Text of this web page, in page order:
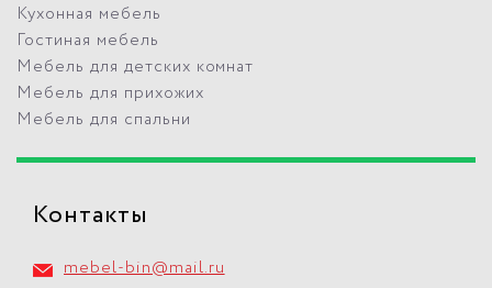
Кухонная мебель
Гостиная мебель
Мебель для детских комнат
Мебель для прихожих
Мебель для спальни
Контакты
mebel-bin@mail.ru